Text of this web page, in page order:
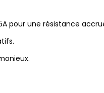
pour une résistance